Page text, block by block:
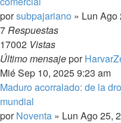
porsubpajariano » Lun Ago
7Respuestas
17002 Vistas
Último mensajepor
Mié Sep 10, 2025 9:23 am
Maduro acorralado: de la
mundial
porNoventa » Lun Ago 25,